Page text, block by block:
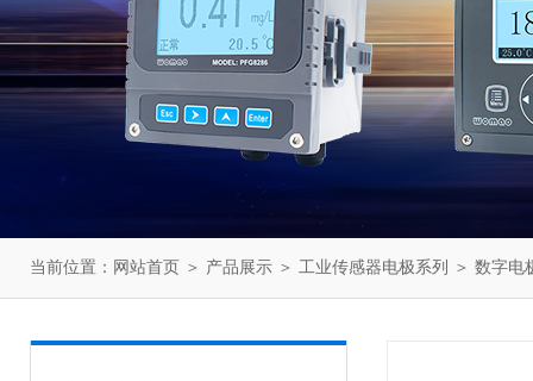
当前位置： 网站首页 ＞ 产品展示 ＞ 工业传感器电极系列 ＞ 数字电